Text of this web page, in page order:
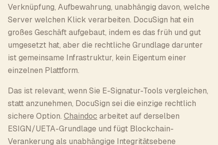
Verknüpfung, Aufbewahrung, unabhängig davon, welche
Server welchen Klick verarbeiten. DocuSign hat ein
großes Geschäft aufgebaut, indem es das früh und gut
umgesetzt hat, aber die rechtliche Grundlage darunter
ist gemeinsame Infrastruktur, kein Eigentum einer
einzelnen Plattform.
Das ist relevant, wenn Sie E-Signatur-Tools vergleichen,
statt anzunehmen, DocuSign sei die einzige rechtlich
sichere Option. Chaindoc arbeitet auf derselben
ESIGN/UETA-Grundlage und fügt Blockchain-
Verankerung als unabhängige Integritätsebene